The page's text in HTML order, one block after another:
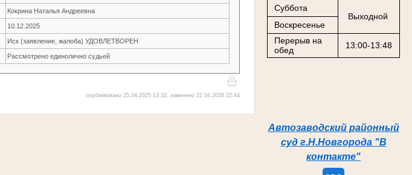
Суббота
Выходной
Воскресенье
Перерыв на
обед
13:00-13:48
Автозаводский районный
суд г.Н.Новгорода "В
контакте"
Кокрина Наталья Андреевна
10.12.2025
Иск (заявление, жалоба) УДОВЛЕТВОРЕН
Рассмотрено единолично судьей
опубликовано 25.04.2025 13:32, изменено 22.04.2026 22:44